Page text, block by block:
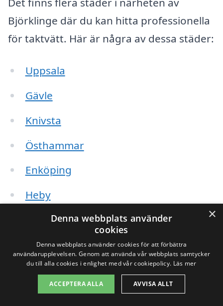
Björklinge där du kan hitta professionella
för taktvätt. Här är några av dessa städer:
Uppsala
Gävle
Knivsta
Östhammar
Enköping
Heby
Älvkarleby
Tierp
Falun
×
Denna webbplats använder
cookies
Denna webbplats använder cookies för att förbättra
användarupplevelsen. Genom att använda vår webbplats samtycker
du till alla cookies i enlighet med vår cookiepolicy. Läs mer
ACCEPTERA ALLA AVVISA ALLT